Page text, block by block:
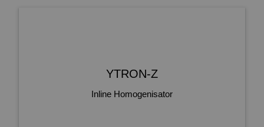
YTRON-Z
Inline Homogenisator